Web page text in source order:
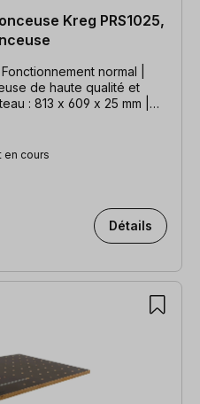
Kreg PRS1025,
normal |
de haute qualité et
: 813 x 609 x 25 mm |
en cours
Détails